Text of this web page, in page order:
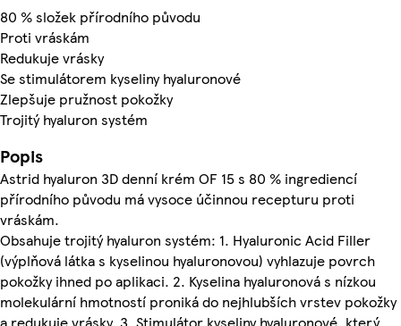
80 % složek přírodního původu
Proti vráskám
Redukuje vrásky
Se stimulátorem kyseliny hyaluronové
Zlepšuje pružnost pokožky
Trojitý hyaluron systém
Popis
Astrid hyaluron 3D denní krém OF 15 s 80 % ingrediencí
přírodního původu má vysoce účinnou recepturu proti
vráskám.
Obsahuje trojitý hyaluron systém: 1. Hyaluronic Acid Filler
(výplňová látka s kyselinou hyaluronovou) vyhlazuje povrch
pokožky ihned po aplikaci. 2. Kyselina hyaluronová s nízkou
molekulární hmotností proniká do nejhlubších vrstev pokožky
a redukuje vrásky. 3. Stimulátor kyseliny hyaluronové, který